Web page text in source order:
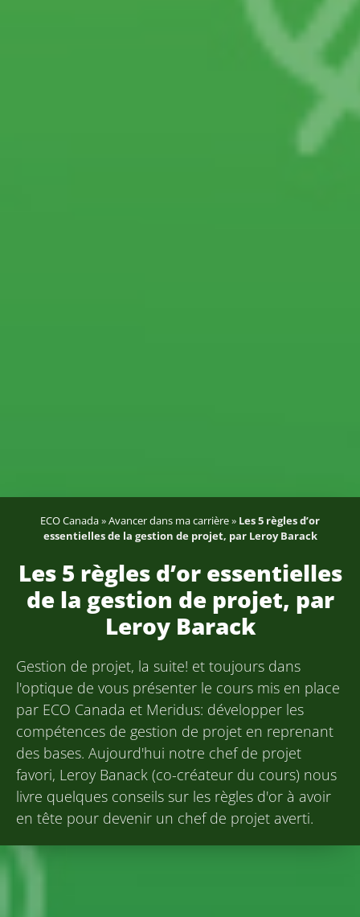
ECO Canada»Avancer dans ma carrière» Les 5 règles d’or
essentielles de la gestion de projet, par Leroy Barack
Les 5 règles d’or essentielles
de la gestion de projet, par
Leroy Barack
Gestion de projet, la suite! et toujours dans
l'optique de vous présenter le cours mis en place
par ECO Canada et Meridus: développer les
compétences de gestion de projet en reprenant
des bases. Aujourd'hui notre chef de projet
favori, Leroy Banack (co-créateur du cours) nous
livre quelques conseils sur les règles d'or à avoir
en tête pour devenir un chef de projet averti.